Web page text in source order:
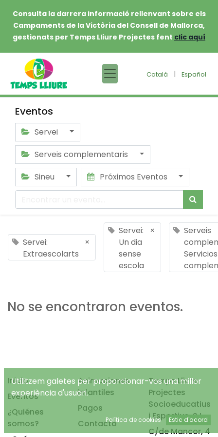
Consulta la darrera informació rellenvant sobre els
Campaments de la Victòria del Consell de Mallorca,
gestionats per Temps Lliure Projectes fent clic aquí
Català | Español
Eventos
Servei
Serveis complementaris
Sineu
Próximos Eventos
Servei:
Extraescolarts
×
Servei:
Un dia
sense
escola
×
Serveis
Servicios
No se encontraron eventos.
Inicio
Eventos
¿Quiénes
somos?
Animaciones
infantiles
Pagos
Contacto
Temps Lliure
Projectes
Socioeducatius
i Esportius, S.L.
C/de Mancor, 4
Utilitzem galetes per proporcionar-vos una millor
experiència d'usuari.
Política de cookies Estic d'acord